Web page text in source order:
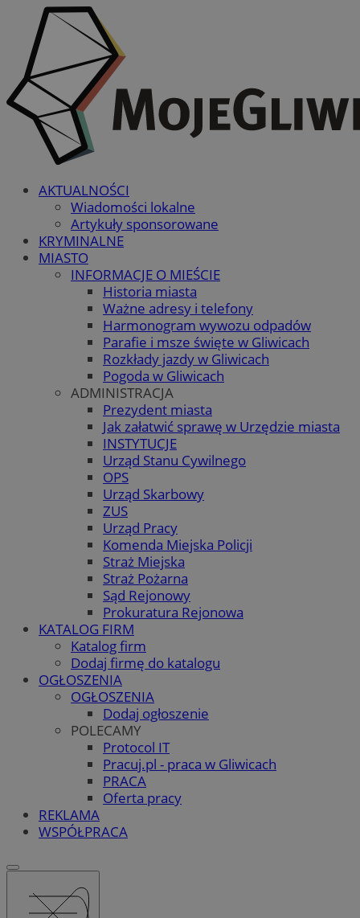
AKTUALNOŚCI
Wiadomości lokalne
Artykuły sponsorowane
KRYMINALNE
MIASTO
INFORMACJE O MIEŚCIE
Historia miasta
Ważne adresy i telefony
Harmonogram wywozu odpadów
Parafie i msze święte w Gliwicach
Rozkłady jazdy w Gliwicach
Pogoda w Gliwicach
ADMINISTRACJA
Prezydent miasta
Jak załatwić sprawę w Urzędzie miasta
INSTYTUCJE
Urząd Stanu Cywilnego
OPS
Urząd Skarbowy
ZUS
Urząd Pracy
Komenda Miejska Policji
Straż Miejska
Straż Pożarna
Sąd Rejonowy
Prokuratura Rejonowa
KATALOG FIRM
Katalog firm
Dodaj firmę do katalogu
OGŁOSZENIA
OGŁOSZENIA
Dodaj ogłoszenie
POLECAMY
Protocol IT
Pracuj.pl - praca w Gliwicach
PRACA
Oferta pracy
REKLAMA
WSPÓŁPRACA